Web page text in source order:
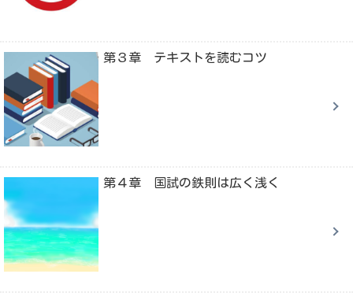
第３章 テキストを読むコツ
第４章 国試の鉄則は広く浅く